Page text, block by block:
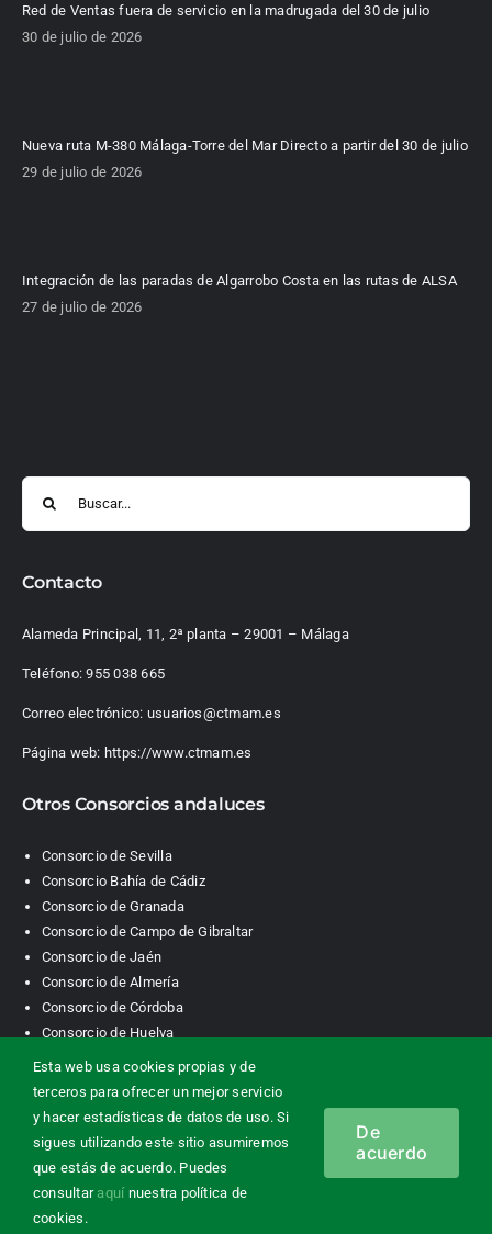
Red de Ventas fuera de servicio en la madrugada del 30 de julio
30 de julio de 2026
Nueva ruta M-380 Málaga-Torre del Mar Directo a partir del 30 de julio
29 de julio de 2026
Integración de las paradas de Algarrobo Costa en las rutas de ALSA
27 de julio de 2026
Contacto
Alameda Principal, 11, 2ª planta – 29001 – Málaga
Teléfono:955 038 665
Correo electrónico: usuarios@ctmam.es
Página web: https://www.ctmam.es
Otros Consorcios andaluces
Consorcio de Sevilla
Consorcio Bahía de Cádiz
Consorcio de Granada
Consorcio de Campo de Gibraltar
Consorcio de Jaén
Consorcio de Almería
Consorcio de Córdoba
Consorcio de Huelva
Consorcio de Transporte Metropolitano. Área de Málaga |
Contacto| Información legal Política de privacidad|
Esta web usa cookies propias y de
terceros para ofrecer un mejor servicio
y hacer estadísticas de datos de uso. Si
sigues utilizando este sitio asumiremos
que estás de acuerdo. Puedes
consultar aquí nuestra política de
cookies.
De
acuerdo